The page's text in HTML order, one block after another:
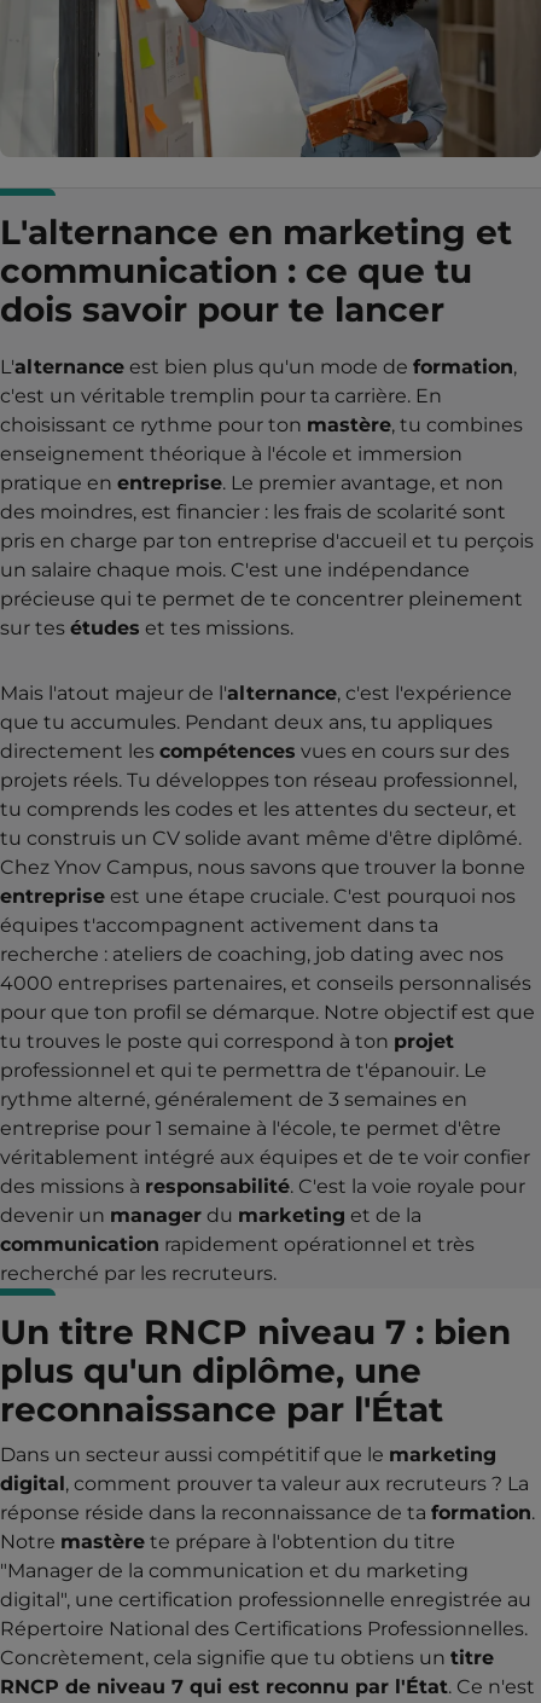
L'alternance en marketing et
communication : ce que tu
dois savoir pour te lancer
L'alternance est bien plus qu'un mode de formation,
c'est un véritable tremplin pour ta carrière. En
choisissant ce rythme pour ton mastère, tu combines
enseignement théorique à l'école et immersion
pratique en entreprise. Le premier avantage, et non
des moindres, est financier : les frais de scolarité sont
pris en charge par ton entreprise d'accueil et tu perçois
un salaire chaque mois. C'est une indépendance
précieuse qui te permet de te concentrer pleinement
sur tes études et tes missions.
Mais l'atout majeur de l'alternance, c'est l'expérience
que tu accumules. Pendant deux ans, tu appliques
directement les compétences vues en cours sur des
projets réels. Tu développes ton réseau professionnel,
tu comprends les codes et les attentes du secteur, et
tu construis un CV solide avant même d'être diplômé.
Chez Ynov Campus, nous savons que trouver la bonne
entreprise est une étape cruciale. C'est pourquoi nos
équipes t'accompagnent activement dans ta
recherche : ateliers de coaching, job dating avec nos
4000 entreprises partenaires, et conseils personnalisés
pour que ton profil se démarque. Notre objectif est que
tu trouves le poste qui correspond à ton projet
professionnel et qui te permettra de t'épanouir. Le
rythme alterné, généralement de 3 semaines en
entreprise pour 1 semaine à l'école, te permet d'être
véritablement intégré aux équipes et de te voir confier
des missions à responsabilité. C'est la voie royale pour
devenir un manager du marketing et de la
communication rapidement opérationnel et très
recherché par les recruteurs.
Un titre RNCP niveau 7 : bien
plus qu'un diplôme, une
reconnaissance par l'État
Dans un secteur aussi compétitif que le marketing
digital , comment prouver ta valeur aux recruteurs ? La
réponse réside dans la reconnaissance de ta formation.
Notre mastère te prépare à l'obtention du titre
"Manager de la communication et du marketing
digital", une certification professionnelle enregistrée au
Répertoire National des Certifications Professionnelles.
Concrètement, cela signifie que tu obtiens un titre
RNCP de niveau 7 qui est reconnu par l'État. Ce n'est